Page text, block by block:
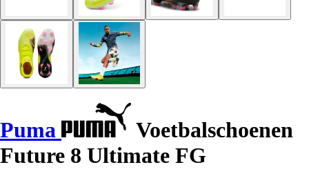
Puma
Voetbalschoenen
Future 8 Ultimate FG